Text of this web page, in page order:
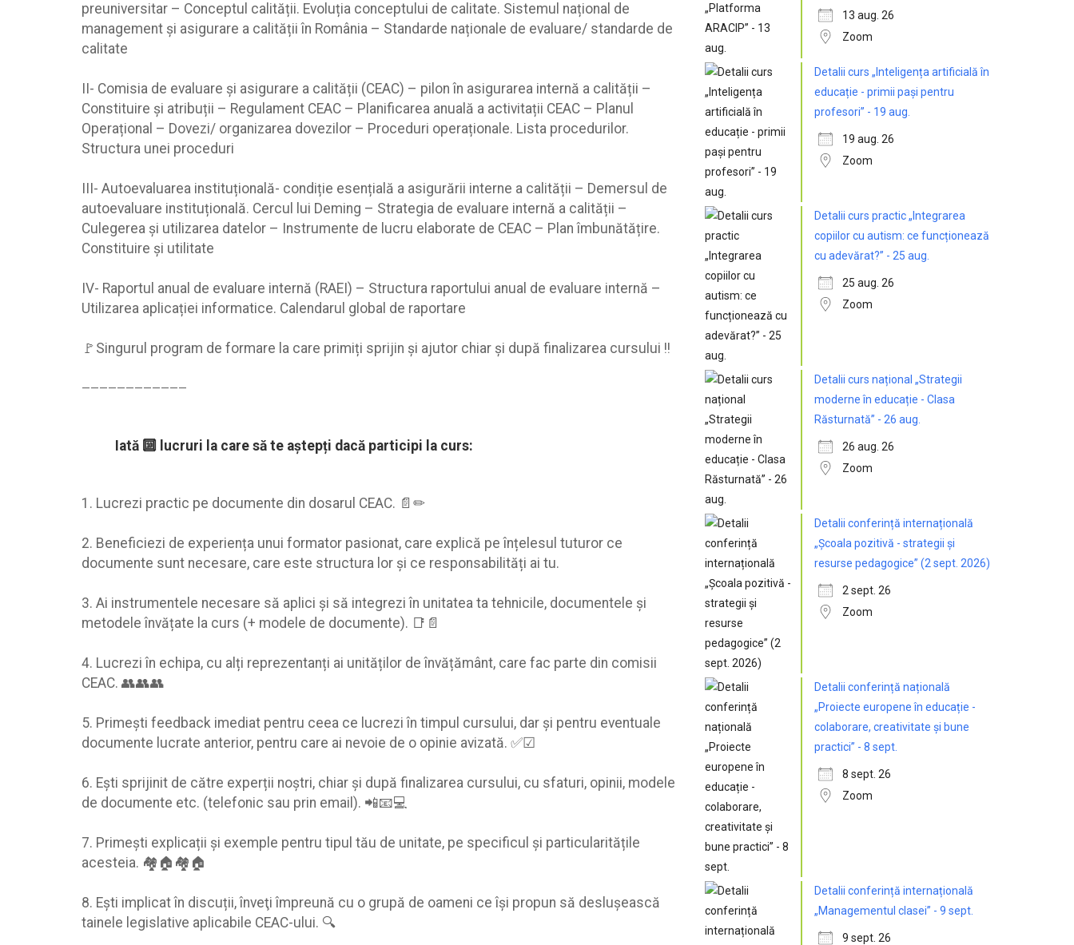
preuniversitar – Conceptul calității. Evoluția conceptului de calitate. Sistemul național de
management și asigurare a calității în România – Standarde naționale de evaluare/ standarde de
calitate
II- Comisia de evaluare și asigurare a calității (CEAC) – pilon în asigurarea internă a calității –
Constituire și atribuții – Regulament CEAC – Planificarea anuală a activitații CEAC – Planul
Operațional – Dovezi/ organizarea dovezilor – Proceduri operaționale. Lista procedurilor.
Structura unei proceduri
III- Autoevaluarea instituțională- condiție esențială a asigurării interne a calității – Demersul de
autoevaluare instituțională. Cercul lui Deming – Strategia de evaluare internă a calității –
Culegerea și utilizarea datelor – Instrumente de lucru elaborate de CEAC – Plan îmbunătățire.
Constituire și utilitate
IV- Raportul anual de evaluare internă (RAEI) – Structura raportului anual de evaluare internă –
Utilizarea aplicației informatice. Calendarul global de raportare
🚩Singurul program de formare la care primiți sprijin şi ajutor chiar şi după finalizarea cursului !!
————————————
Iată 🔟 lucruri la care să te aştepți dacă participi la curs:
1. Lucrezi practic pe documente din dosarul CEAC. 📄✏
2. Beneficiezi de experiența unui formator pasionat, care explică pe înțelesul tuturor ce
documente sunt necesare, care este structura lor şi ce responsabilități ai tu.
3. Ai instrumentele necesare să aplici şi să integrezi în unitatea ta tehnicile, documentele şi
metodele învățate la curs (+ modele de documente). 📑📄
4. Lucrezi în echipa, cu alți reprezentanți ai unităților de învățământ, care fac parte din comisii
CEAC. 👥👥👥
5. Primeşti feedback imediat pentru ceea ce lucrezi în timpul cursului, dar şi pentru eventuale
documente lucrate anterior, pentru care ai nevoie de o opinie avizată. ✅☑
6. Eşti sprijinit de către experții noştri, chiar şi după finalizarea cursului, cu sfaturi, opinii, modele
de documente etc. (telefonic sau prin email). 📲📧💻
7. Primeşti explicații şi exemple pentru tipul tău de unitate, pe specificul şi particularitățile
acesteia. 🏘🏠🏘🏠
8. Eşti implicat în discuții, înveţi împreună cu o grupă de oameni ce îşi propun să desluşească
tainele legislative aplicabile CEAC-ului. 🔍
13 aug. 26
Zoom
Detalii curs „Inteligența artificială în
educație - primii pași pentru
profesori” - 19 aug.
19 aug. 26
Zoom
Detalii curs practic „Integrarea
copiilor cu autism: ce funcționează
cu adevărat?” - 25 aug.
25 aug. 26
Zoom
Detalii curs național „Strategii
moderne în educație - Clasa
Răsturnată” - 26 aug.
26 aug. 26
Zoom
Detalii conferință internațională
„Școala pozitivă - strategii și
resurse pedagogice” (2 sept. 2026)
2 sept. 26
Zoom
Detalii conferință națională
„Proiecte europene în educație -
colaborare, creativitate și bune
practici” - 8 sept.
8 sept. 26
Zoom
Detalii conferință internațională
„Managementul clasei” - 9 sept.
9 sept. 26